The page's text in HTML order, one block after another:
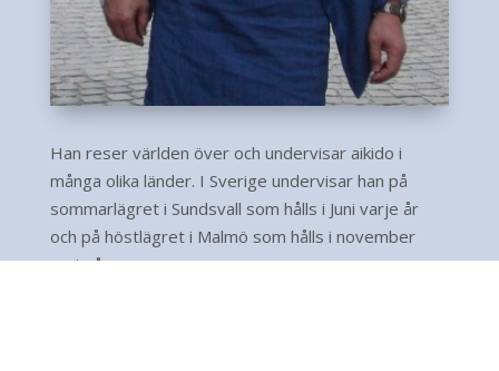
Han reser världen över och undervisar aikido i
många olika länder. I Sverige undervisar han på
sommarlägret i Sundsvall som hålls i Juni varje år
och på höstlägret i Malmö som hålls i november
varje år.